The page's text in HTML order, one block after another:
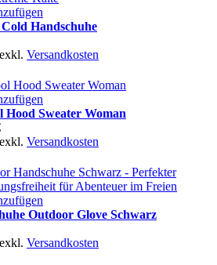
Handschuhe
exkl. Versandkosten
Sweater Woman
exkl. Versandkosten
Outdoor Glove Schwarz
exkl. Versandkosten